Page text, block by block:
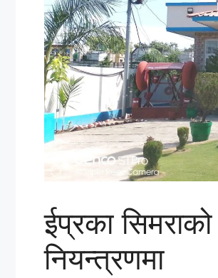
ईप्रका
नियन्त्रणमा